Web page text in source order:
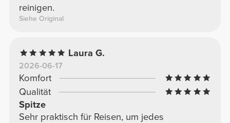
reinigen.
Siehe Original
Laura G.
2026-06-17
Komfort
Qualität
Spitze
Sehr praktisch für Reisen, um jedes